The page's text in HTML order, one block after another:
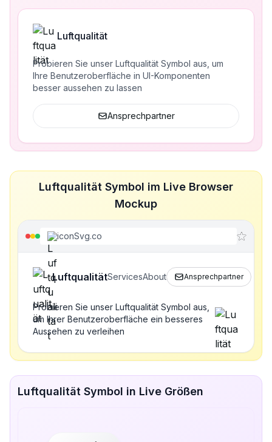
Luftqualität
Probieren Sie unser Luftqualität Symbol aus, um
Ihre Benutzeroberfläche in UI-Komponenten
besser aussehen zu lassen
Ansprechpartner
Luftqualität Symbol im Live Browser
Mockup
iconSvg.co
LuftqualitätServicesAbout Ansprechpartner
Probieren Sie unser Luftqualität Symbol aus,
um Ihrer Benutzeroberfläche ein besseres
Aussehen zu verleihen
Luftqualität Symbol in Live Größen